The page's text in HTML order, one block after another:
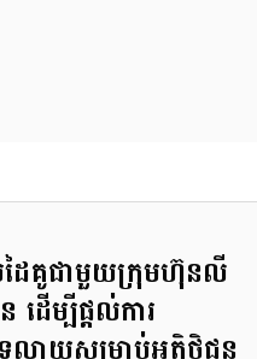
ដៃគូជាមួយក្រុមហ៊ុនលី
ើម្បីផ្តល់ការ